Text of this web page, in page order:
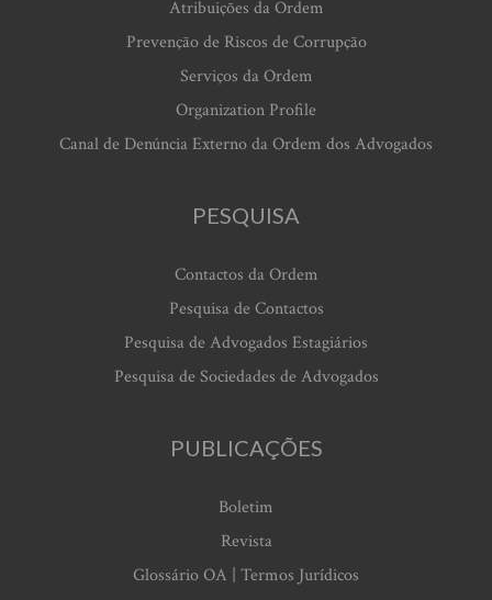
Atribuições da Ordem
Prevenção de Riscos de Corrupção
Serviços da Ordem
Organization Profile
Canal de Denúncia Externo da Ordem dos Advogados
PESQUISA
Contactos da Ordem
Pesquisa de Contactos
Pesquisa de Advogados Estagiários
Pesquisa de Sociedades de Advogados
PUBLICAÇÕES
Boletim
Revista
Glossário OA | Termos Jurídicos